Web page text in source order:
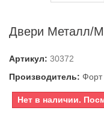
Двери Металл/
Артикул: 30372
Производитель: Форт
Нет в наличии.